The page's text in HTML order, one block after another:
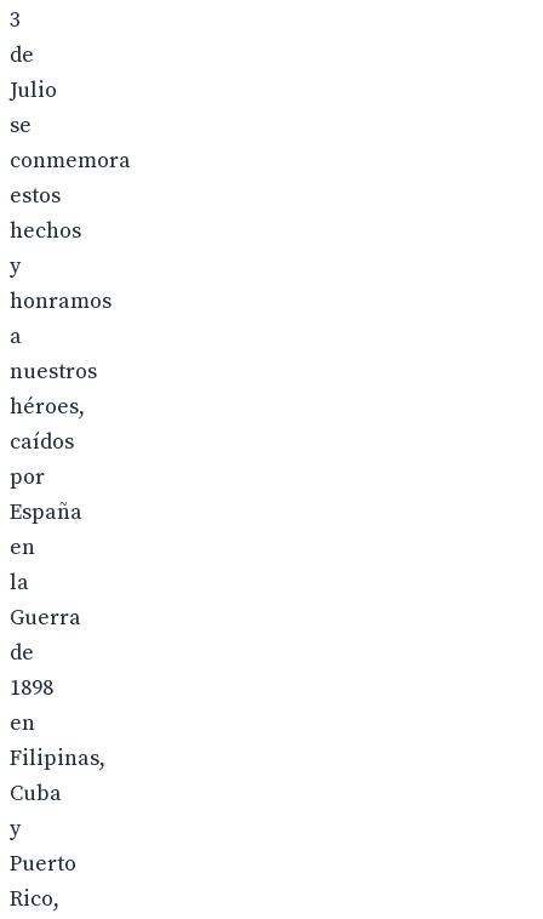
3
de
Julio
se
conmemora
estos
hechos
y
honramos
a
nuestros
héroes,
caídos
por
España
en
la
Guerra
de
1898
en
Filipinas,
Cuba
y
Puerto
Rico,